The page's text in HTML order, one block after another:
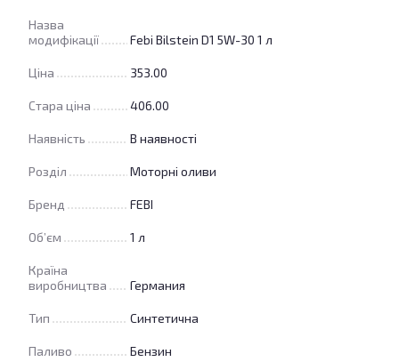
Назва
модифікації
Febi Bilstein D1 5W-30 1 л
Ціна 353.00
Стара ціна 406.00
Наявність В наявності
Розділ Моторні оливи
Бренд FEBI
Об’єм 1 л
Країна
виробництва
Германия
Тип Синтетична
Паливо Бензин